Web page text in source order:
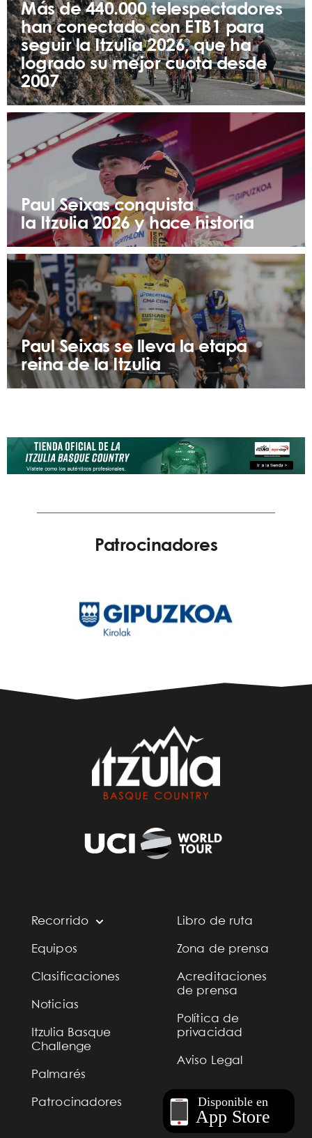
Más de 440.000 telespectadores
han conectado con ETB1 para
seguir la Itzulia 2026, que ha
logrado su mejor cuota desde
2007
Paul Seixas conquista
la Itzulia 2026 y hace historia
Paul Seixas se lleva la etapa
reina de la Itzulia
Patrocinadores
Recorrido
Equipos
Clasificaciones
Noticias
Itzulia Basque
Challenge
Palmarés
Patrocinadores
Libro de ruta
Zona de prensa
Acreditaciones
de prensa
Política de
privacidad
Aviso Legal